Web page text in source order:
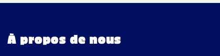
À propos de nous